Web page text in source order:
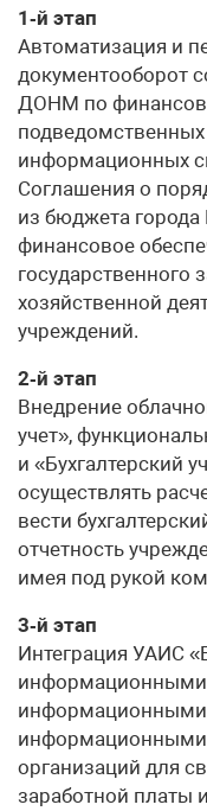
1‑й этап
Автоматизация и
документооборот
ДОНМ по
подведомственных
информационных
Соглашения о
из бюджета
финансовое
государственного
хозяйственной
учреждений.
2‑й этап
Внедрение
учет»,
и «Бухгалтерский
осуществлять
вести
отчетность
имея под рукой
3‑й этап
Интеграция УАИС
информационными
информационными
информационными
организаций для
заработной платы